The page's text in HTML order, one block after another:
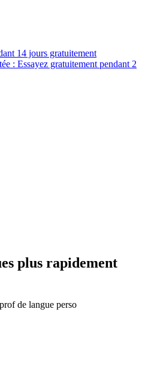
14 jours gratuitement
: Essayez gratuitement pendant 2
plus rapidement
de langue perso